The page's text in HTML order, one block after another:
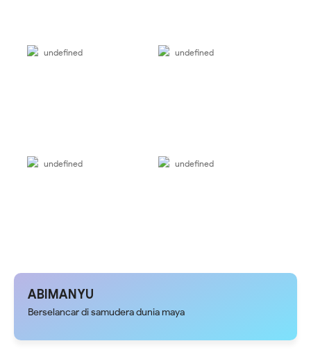
undefined undefined
undefined undefined
ABIMANYU
Berselancar di samudera dunia maya